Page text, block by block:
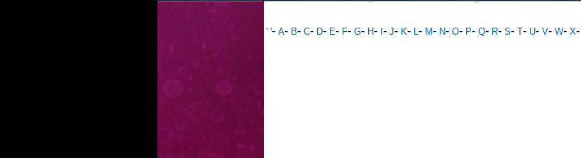
' '- A- B- C- D- E- F- G- H- - J- K- L- M- N- O- P- Q- R- S- T- U- V- W- X-